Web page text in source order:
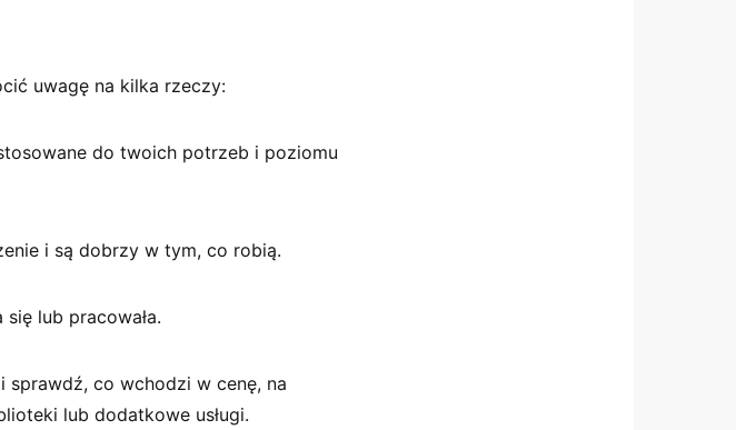
uwagę na kilka rzeczy:
do twoich potrzeb i poziomu
i są dobrzy w tym, co robią.
lub pracowała.
sprawdź, co wchodzi w cenę, na
lub dodatkowe usługi.